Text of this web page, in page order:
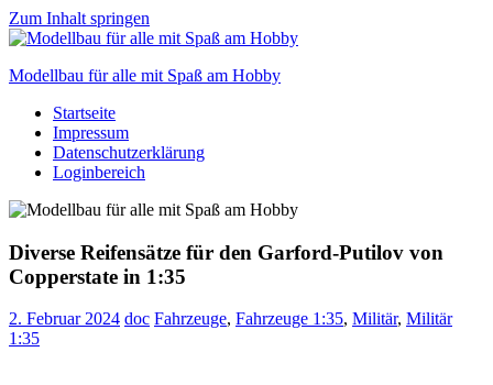
Zum Inhalt springen
Modellbau für alle mit Spaß am Hobby
Scale
modelling
to
Startseite
Impressum
Datenschutzerklärung
Loginbereich
Diverse Reifensätze für den Garford-Putilov von
Copperstate in 1:35
2. Februar 2024 doc Fahrzeuge, Fahrzeuge 1:35, Militär, Militär
1:35